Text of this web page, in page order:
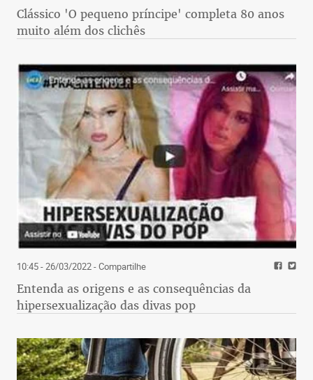
Clássico 'O pequeno príncipe' completa 80 anos
muito além dos clichês
10:45 - 26/03/2022- Compartilhe
Entenda as origens e as consequências da
hipersexualização das divas pop